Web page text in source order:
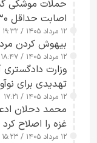
حملات موشکی
اصابت حداقل ۳۰ موشک بالستیک+ ویدیو
۱۲ مرداد ۱۴۰۵ / ۱۹:۳۲
بیهوش کردن
۱۲ مرداد ۱۴۰۵ / ۱۸:۴۷
تهدیدی برای
۱۲ مرداد ۱۴۰۵ / ۱۷:۲۱
محمد دحلان
غزه را اصلاح کرد
۱۲ مرداد ۱۴۰۵ / ۱۵:۲۳